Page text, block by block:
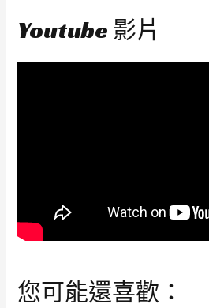
Youtube 影片
您可能還喜歡：